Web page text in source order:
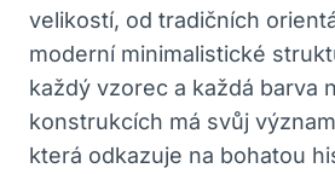
velikostí, od tradičních
moderní minimalistické
každý vzorec a každá barva
konstrukcích má svůj
která odkazuje na bohatou